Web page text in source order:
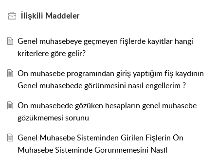
İlişkili Maddeler
Genel muhasebeye geçmeyen fişlerde kayıtlar hangi
kriterlere göre gelir?
Ön muhasebe programından giriş yaptığım fiş kaydının
Genel muhasebede görünmesini nasıl engellerim ?
Ön muhasebede gözüken hesapların genel muhasebe
gözükmemesi sorunu
Genel Muhasebe Sisteminden Girilen Fişlerin Ön
Muhasebe Sisteminde Görünmemesini Nasıl